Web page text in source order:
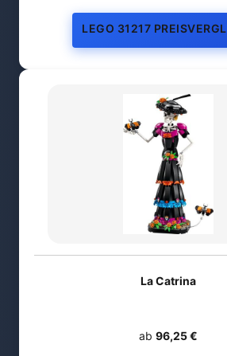
LEGO 31217
La Catrina
ab 96,25 €